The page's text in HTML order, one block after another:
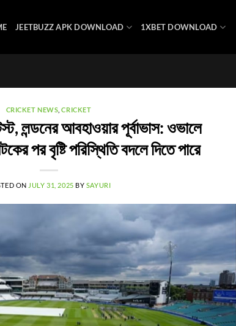
JEETBUZZ APK DOWNLOAD 1XBET DOWNLOAD
CRICKET NEWS ,CRICKET
লন্ডনের আবহাওয়ার পূর্বাভাস: ওভালে
পর বৃষ্টি পরিস্থিতি বদলে দিতে পারে
ON JULY 31, 2025 BY SAYURI